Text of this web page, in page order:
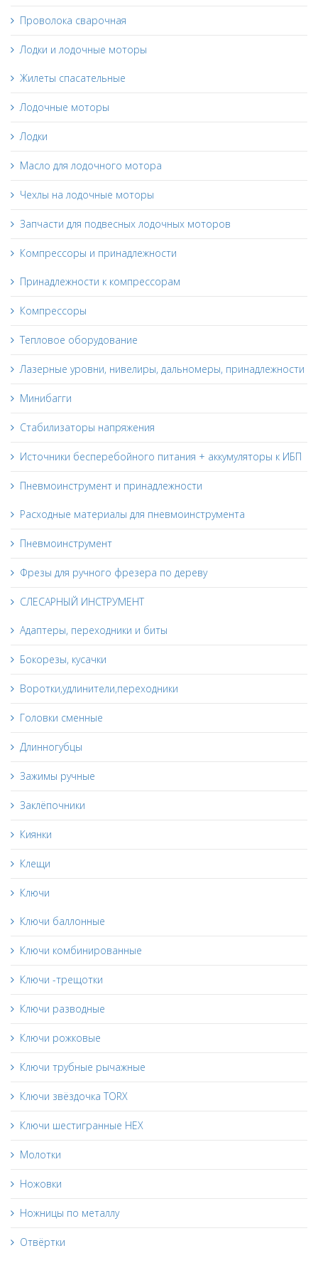
Проволока сварочная
Лодки и лодочные моторы
Жилеты спасательные
Лодочные моторы
Лодки
Масло для лодочного мотора
Чехлы на лодочные моторы
Запчасти для подвесных лодочных моторов
Компрессоры и принадлежности
Принадлежности к компрессорам
Компрессоры
Тепловое оборудование
Лазерные уровни, нивелиры, дальномеры, принадлежности
Минибагги
Стабилизаторы напряжения
Источники бесперебойного питания + аккумуляторы к ИБП
Пневмоинструмент и принадлежности
Расходные материалы для пневмоинструмента
Пневмоинструмент
Фрезы для ручного фрезера по дереву
СЛЕСАРНЫЙ ИНСТРУМЕНТ
Адаптеры, переходники и биты
Бокорезы, кусачки
Воротки,удлинители,переходники
Головки сменные
Длинногубцы
Зажимы ручные
Заклёпочники
Киянки
Клещи
Ключи
Ключи баллонные
Ключи комбинированные
Ключи -трещотки
Ключи разводные
Ключи рожковые
Ключи трубные рычажные
Ключи звёздочка TORX
Ключи шестигранные HEX
Молотки
Ножовки
Ножницы по металлу
Отвёртки